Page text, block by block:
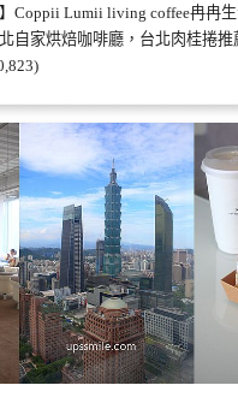
Coppii Lumii living coffee冉冉生
自家烘焙咖啡廳，台北肉桂捲推